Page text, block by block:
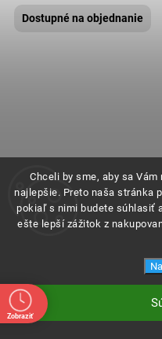
Chceli by sme, aby sa
najlepšie. Preto naša stránka
pokiaľ s nimi budete súhlasiť
ešte lepší zážitok z
Dostupné na objednanie
Zobraziť